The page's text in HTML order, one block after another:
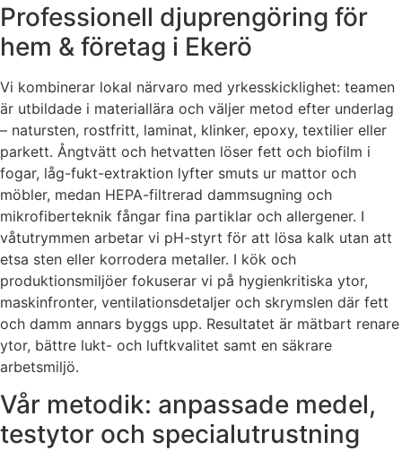
Professionell djuprengöring för
hem & företag i Ekerö
Vi kombinerar lokal närvaro med yrkesskicklighet: teamen
är utbildade i materiallära och väljer metod efter underlag
– natursten, rostfritt, laminat, klinker, epoxy, textilier eller
parkett. Ångtvätt och hetvatten löser fett och biofilm i
fogar, låg-fukt-extraktion lyfter smuts ur mattor och
möbler, medan HEPA-filtrerad dammsugning och
mikrofiberteknik fångar fina partiklar och allergener. I
våtutrymmen arbetar vi pH-styrt för att lösa kalk utan att
etsa sten eller korrodera metaller. I kök och
produktionsmiljöer fokuserar vi på hygienkritiska ytor,
maskinfronter, ventilationsdetaljer och skrymslen där fett
och damm annars byggs upp. Resultatet är mätbart renare
ytor, bättre lukt- och luftkvalitet samt en säkrare
arbetsmiljö.
Vår metodik: anpassade medel,
testytor och specialutrustning